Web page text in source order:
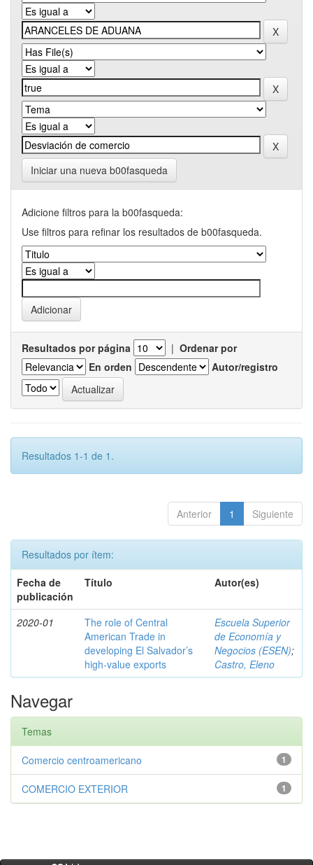
Iniciar una nueva b00fasqueda
Adicione filtros para la b00fasqueda:
Use filtros para refinar los resultados de b00fasqueda.
Resultados por página | Ordenar por
En orden
Autor/registro
Resultados 1-1 de 1.
Anterior 1 Siguiente
Resultados por ítem:
Fecha de
publicación
Título Autor(es)
2020-01
The role of Central
American Trade in
developing El Salvador’s
high-value exports
Escuela Superior
de Economía y
Negocios (ESEN);
Castro, Eleno
Navegar
Temas
1
Comercio centroamericano
1
COMERCIO EXTERIOR